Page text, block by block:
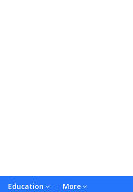
Education More